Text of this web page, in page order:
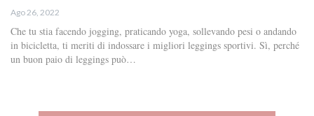
Ago 26, 2022
Che tu stia facendo jogging, praticando yoga, sollevando pesi o andando
in bicicletta, ti meriti di indossare i migliori leggings sportivi. Sì, perché
un buon paio di leggings può…